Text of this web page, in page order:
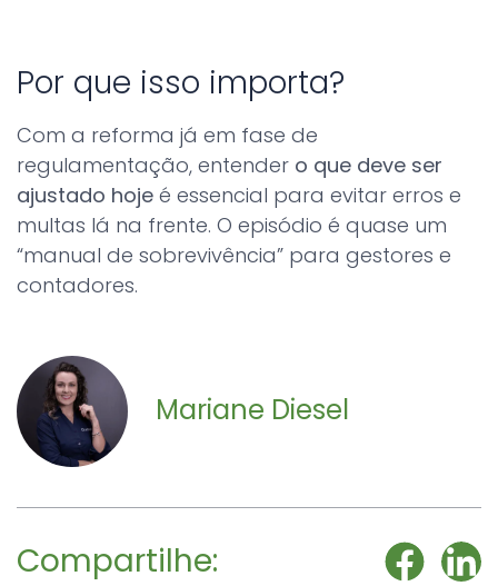
Por que isso importa?
Com a reforma já em fase de
regulamentação, entender o que deve ser
ajustado hoje é essencial para evitar erros e
multas lá na frente. O episódio é quase um
“manual de sobrevivência” para gestores e
contadores.
Mariane Diesel
Compartilhe: